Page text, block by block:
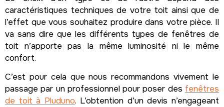
caractéristiques techniques de votre toit ainsi que de
l’effet que vous souhaitez produire dans votre pièce. Il
va sans dire que les différents types de fenêtres de
toit n’apporte pas la même luminosité ni le même
confort.
C’est pour cela que nous recommandons vivement le
passage par un professionnel pour poser des fenêtres
de toit à Pluduno. L’obtention d’un devis n’engageant